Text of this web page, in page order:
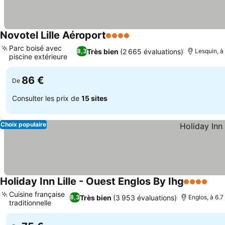
Novotel Lille Aéroport4 Étoiles
8,3Très bien (2 665 évaluations)
Parc boisé avec
piscine extérieure
Lesquin,
De 86 €
Consulter les prix de 15 sites
Choix populaire
Holiday Inn Lille - Ouest Englos By Ihg4 Étoiles
8,3Très bien (3 953 évaluations)
Cuisine française
traditionnelle
Englos, à